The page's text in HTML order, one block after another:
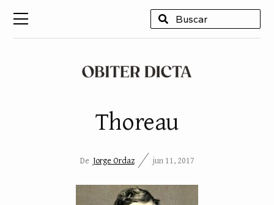
Thoreau
De Jorge Ordaz jun 11, 2017